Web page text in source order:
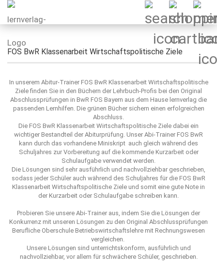
FOS BwR Klassenarbeit Wirtschaftspolitische Ziele
In unserem Abitur-Trainer FOS BwR Klassenarbeit Wirtschaftspolitische
Ziele finden Sie in den Büchern der Lehrbuch-Profis bei den Original
Abschlussprüfungen in BwR FOS Bayern aus dem Hause lernverlag die
passenden Lernhilfen. Die grünen Bücher sichern einen erfolgreichen
Abschluss.
Die FOS BwR Klassenarbeit Wirtschaftspolitische Ziele dabei ein
wichtiger Bestandteil der Abiturprüfung. Unser Abi-Trainer FOS BwR
kann durch das vorhandene Miniskript auch gleich während des
Schuljahres zur Vorbereitung auf die kommende Kurzarbeit oder
Schulaufgabe verwendet werden.
Die Lösungen sind sehr ausführlich und nachvollziehbar geschrieben,
sodass jeder Schüler auch während des Schuljahres für die FOS BwR
Klassenarbeit Wirtschaftspolitische Ziele und somit eine gute Note in
der Kurzarbeit oder Schulaufgabe schreiben kann.
Probieren Sie unsere Abi-Trainer aus, indem Sie die Lösungen der
Konkurrenz mit unseren Lösungen zu den Original Abschlussprüfungen
Berufliche Oberschule Betriebswirtschaftslehre mit Rechnungswesen
vergleichen.
Unsere Lösungen sind unterrichtskonform, ausführlich und
nachvollziehbar, vor allem für schwächere Schüler, geschrieben.